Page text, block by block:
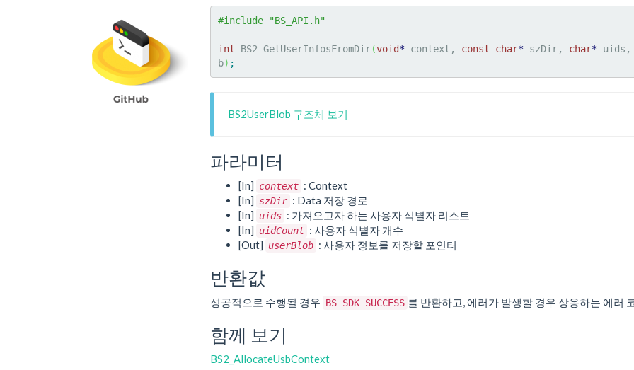
#include "BS_API.h"
int BS2_GetUserInfosFromDir(void* context, const char* szDir, char* uids,
b) ;
BS2UserBlob 구조체 보기
파라미터
[In] context : Context
[In] szDir : Data 저장 경로
[In] uids : 가져오고자 하는 사용자 식별자 리스트
[In] uidCount : 사용자 식별자 개수
[Out] userBlob : 사용자 정보를 저장할 포인터
반환값
성공적으로 수행될 경우 BS_SDK_SUCCESS 를 반환하고, 에러가 발생할 경우 상응하는 에러
함께 보기
BS2_AllocateUsbContext